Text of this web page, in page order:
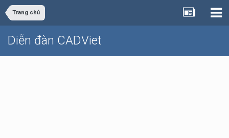
Trang chủ
Diễn đàn CADViet